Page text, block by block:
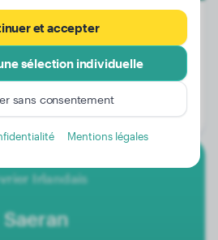
1 an, 10 mois
Mâle
Irlandais
Saeran
et accepter
sélection individuelle
sans consentement
Mentions légales